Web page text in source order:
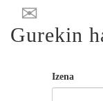
Gurekin
Izena